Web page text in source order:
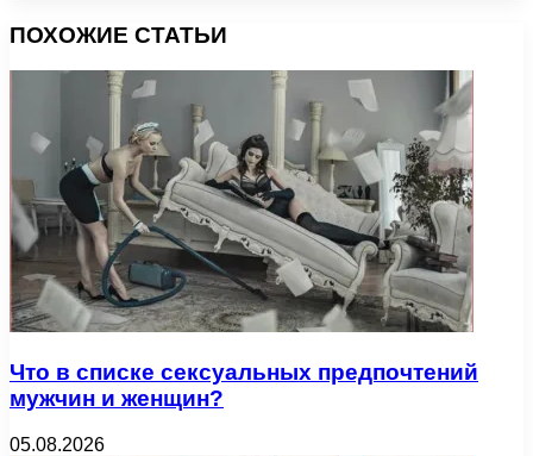
ПОХОЖИЕ СТАТЬИ
Что в списке сексуальных предпочтений
мужчин и женщин?
05.08.2026